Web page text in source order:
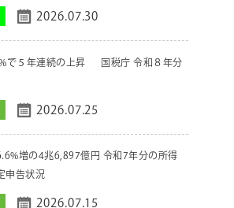
2026.07.30
で５年連続の上昇 国税庁 令和８年分
2026.07.25
増の4兆6,897億円 令和7年分の所得
申告状況
2026.07.15